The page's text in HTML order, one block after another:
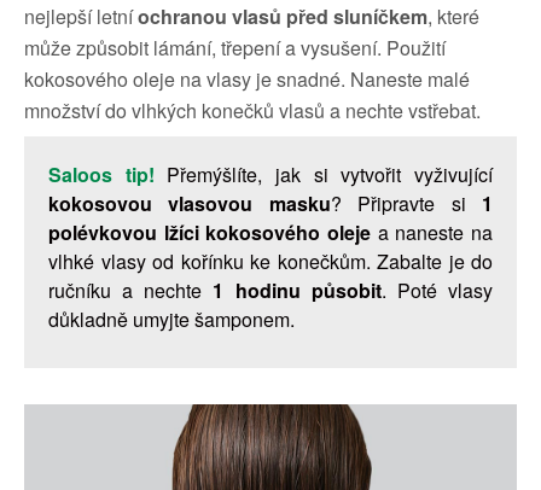
nejlepší letníochranou vlasů před sluníčkem, které
může způsobit lámání, třepení a vysušení. Použití
kokosového oleje na vlasy je snadné. Naneste malé
množství do vlhkých konečků vlasů a nechte vstřebat.
Saloos tip! Přemýšlíte, jak si vytvořit vyživující
kokosovou vlasovou masku? Připravte si 1
polévkovou lžíci kokosového oleje a naneste na
vlhké vlasy od kořínku ke konečkům. Zabalte je do
ručníku a nechte 1 hodinu působit. Poté vlasy
důkladně umyjte šamponem.